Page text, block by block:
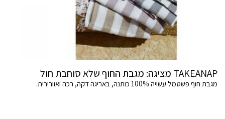
TAKEANAP מציגה: מגבת החוף שלא סוחבת חול
מגבת חוף פשטמל עשויה 100% כותנה, באריגה דקה, רכה ואוורירית.